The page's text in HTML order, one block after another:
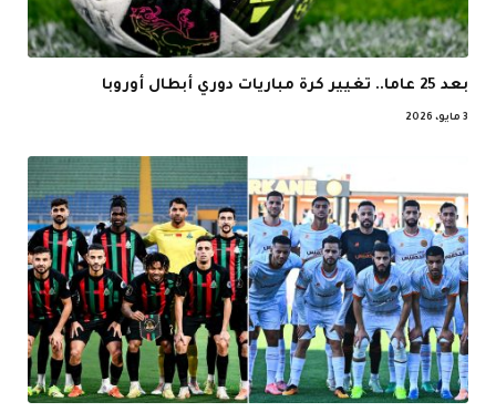
بعد 25 عاما.. تغيير كرة مباريات دوري أبطال أوروبا
3 مايو، 2026